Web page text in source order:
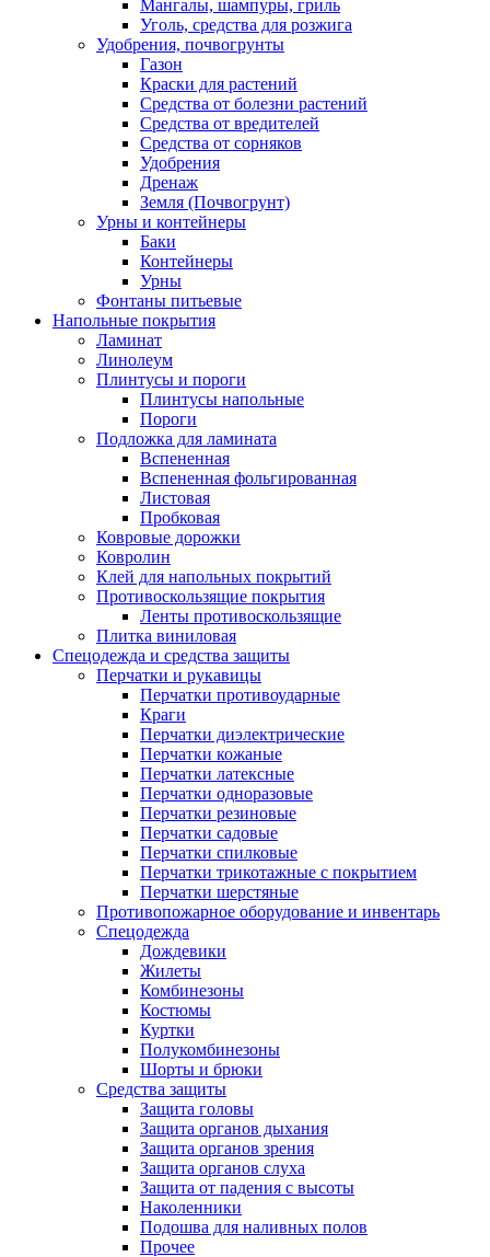
Мангалы, шампуры, гриль
Уголь, средства для розжига
Удобрения, почвогрунты
Газон
Краски для растений
Средства от болезни растений
Средства от вредителей
Средства от сорняков
Удобрения
Дренаж
Земля (Почвогрунт)
Урны и контейнеры
Баки
Контейнеры
Урны
Фонтаны питьевые
Напольные покрытия
Ламинат
Линолеум
Плинтусы и пороги
Плинтусы напольные
Пороги
Подложка для ламината
Вспененная
Вспененная фольгированная
Листовая
Пробковая
Ковровые дорожки
Ковролин
Клей для напольных покрытий
Противоскользящие покрытия
Ленты противоскользящие
Плитка виниловая
Спецодежда и средства защиты
Перчатки и рукавицы
Перчатки противоударные
Краги
Перчатки диэлектрические
Перчатки кожаные
Перчатки латексные
Перчатки одноразовые
Перчатки резиновые
Перчатки садовые
Перчатки спилковые
Перчатки трикотажные с покрытием
Перчатки шерстяные
Противопожарное оборудование и инвентарь
Спецодежда
Дождевики
Жилеты
Комбинезоны
Костюмы
Куртки
Полукомбинезоны
Шорты и брюки
Средства защиты
Защита головы
Защита органов дыхания
Защита органов зрения
Защита органов слуха
Защита от падения с высоты
Наколенники
Подошва для наливных полов
Прочее